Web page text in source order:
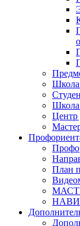
Школа
Школа
Центр
План